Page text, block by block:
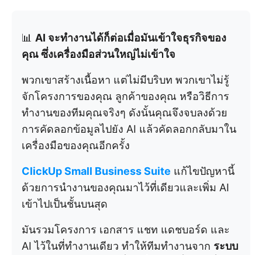
📊 AI จะทำงานได้ก็ต่อเมื่อมันเข้าใจธุรกิจของ
คุณ ซึ่งเครื่องมือส่วนใหญ่ไม่เข้าใจ
พวกเขาสร้างเนื้อหา แต่ไม่มีบริบท พวกเขาไม่รู้
จักโครงการของคุณ ลูกค้าของคุณ หรือวิธีการ
ทำงานของทีมคุณจริงๆ ดังนั้นคุณจึงจบลงด้วย
การคัดลอกข้อมูลไปยัง AI แล้วคัดลอกกลับมาใน
เครื่องมือของคุณอีกครั้ง
ClickUp Small Business Suite แก้ไขปัญหานี้
ด้วยการนำงานของคุณมาไว้ที่เดียวและเพิ่ม AI
เข้าไปเป็นชั้นบนสุด
มันรวมโครงการ เอกสาร แชท แดชบอร์ด และ
AI ไว้ในที่ทำงานเดียว ทำให้ทีมทำงานจาก ระบบ